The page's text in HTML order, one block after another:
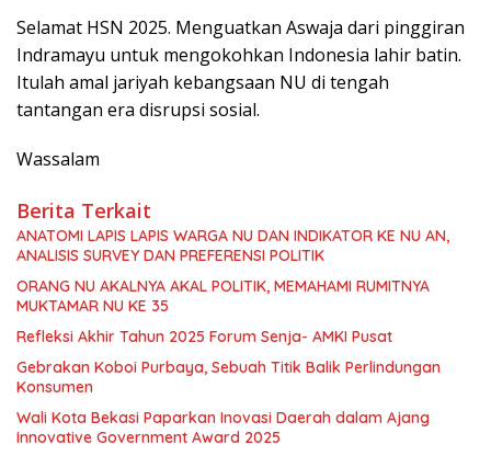
Selamat HSN 2025. Menguatkan Aswaja dari pinggiran
Indramayu untuk mengokohkan Indonesia lahir batin.
Itulah amal jariyah kebangsaan NU di tengah
tantangan era disrupsi sosial.
Wassalam
Berita Terkait
ANATOMI LAPIS LAPIS WARGA NU DAN INDIKATOR KE NU AN,
ANALISIS SURVEY DAN PREFERENSI POLITIK
ORANG NU AKALNYA AKAL POLITIK, MEMAHAMI RUMITNYA
MUKTAMAR NU KE 35
Refleksi Akhir Tahun 2025 Forum Senja- AMKI Pusat
Gebrakan Koboi Purbaya, Sebuah Titik Balik Perlindungan
Konsumen
Wali Kota Bekasi Paparkan Inovasi Daerah dalam Ajang
Innovative Government Award 2025